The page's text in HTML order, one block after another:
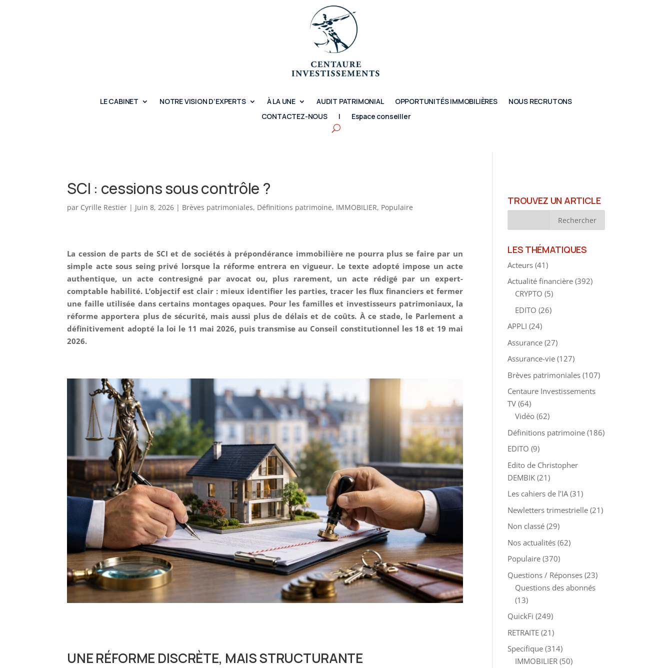
LE CABINET NOTRE VISION D’EXPERTS À LA UNE AUDIT PATRIMONIAL OPPORTUNITÉS IMMOBILIÈRES
NOUS RECRUTONS
CONTACTEZ-NOUS
| Espace conseiller
SCI : cessions sous contrôle ?
par Cyrille Restier | Juin 8, 2026 | Brèves patrimoniales, Définitions patrimoine, IMMOBILIER, Populaire
La cession de parts de SCI et de sociétés à prépondérance immobilière ne pourra plus se faire par un
simple acte sous seing privé lorsque la réforme entrera en vigueur. Le texte adopté impose un acte
authentique, un acte contresigné par avocat ou, plus rarement, un acte rédigé par un expert-
comptable habilité. L’objectif est clair : mieux identifier les parties, tracer les flux financiers et fermer
une faille utilisée dans certains montages opaques. Pour les familles et investisseurs patrimoniaux, la
réforme apportera plus de sécurité, mais aussi plus de délais et de coûts. À ce stade, le Parlement a
définitivement adopté la loi le 11 mai 2026, puis transmise au Conseil constitutionnel les 18 et 19 mai
2026.
UNE RÉFORME DISCRÈTE, MAIS STRUCTURANTE
TROUVEZ UN ARTICLE
LES THÉMATIQUES
Acteurs (41)
Actualité financière (392)
CRYPTO (5)
EDITO (26)
APPLI (24)
Assurance (27)
Assurance-vie (127)
Brèves patrimoniales (107)
Centaure Investissements
TV (64)
Vidéo (62)
Définitions patrimoine (186)
EDITO (9)
Edito de Christopher
DEMBIK (21)
Les cahiers de l’IA(31)
Newletters trimestrielle (21)
Non classé (29)
Nos actualités (62)
Populaire (370)
Questions / Réponses (23)
Questions des abonnés
(13)
QuickFi (249)
RETRAITE (21)
Specifique (314)
IMMOBILIER (50)